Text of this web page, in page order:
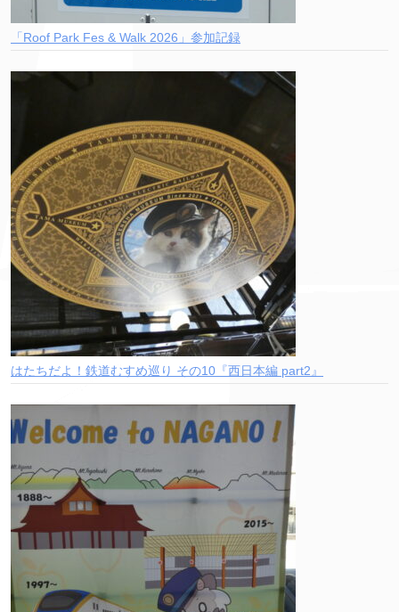
「Roof Park Fes & Walk 2026」参加記録
はたちだよ！鉄道むすめ巡り その10『西日本編 part2』